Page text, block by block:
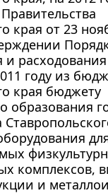
края от 23
и
году из
края бюджету
образования
комплексов,
и